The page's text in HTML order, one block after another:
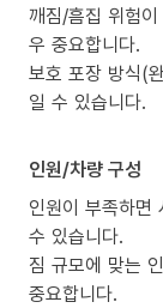
깨짐/흠집 위험
우 중요합니다.
보호 포장 방식(
일 수 있습니다.
인원/차량 구성
인원이 부족하면
수 있습니다.
짐 규모에 맞는
중요합니다.